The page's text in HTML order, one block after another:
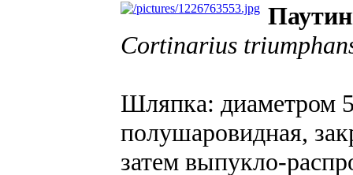
Cortinarius
Шляпка: диаметром
полушаровидная,
затем выпукло-